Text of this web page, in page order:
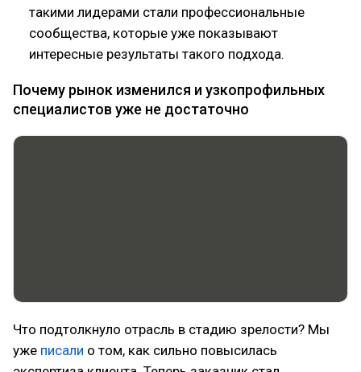
такими лидерами стали профессиональные
сообщества, которые уже показывают
интересные результаты такого подхода.
Почему рынок изменился и узкопрофильных
специалистов уже не достаточно
Что подтолкнуло отрасль в стадию зрелости? Мы
уже писали о том, как сильно повысилась